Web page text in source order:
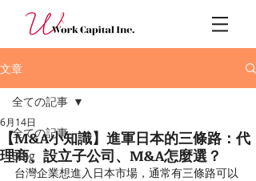
文章
全ての記事
Blog
全ての記事
【M&A小知識】進軍日本的三條路：代
理商、設立子公司、M&A怎麼選？
6月14日
台灣企業想進入日本市場，通常有三條路可以